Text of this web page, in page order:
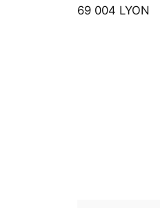
69 004 LYON